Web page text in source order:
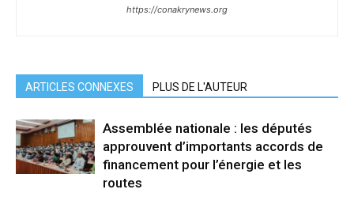
https://conakrynews.org
ARTICLES CONNEXES PLUS DE L'AUTEUR
Assemblée nationale : les députés
approuvent d’importants accords de
financement pour l’énergie et les
routes